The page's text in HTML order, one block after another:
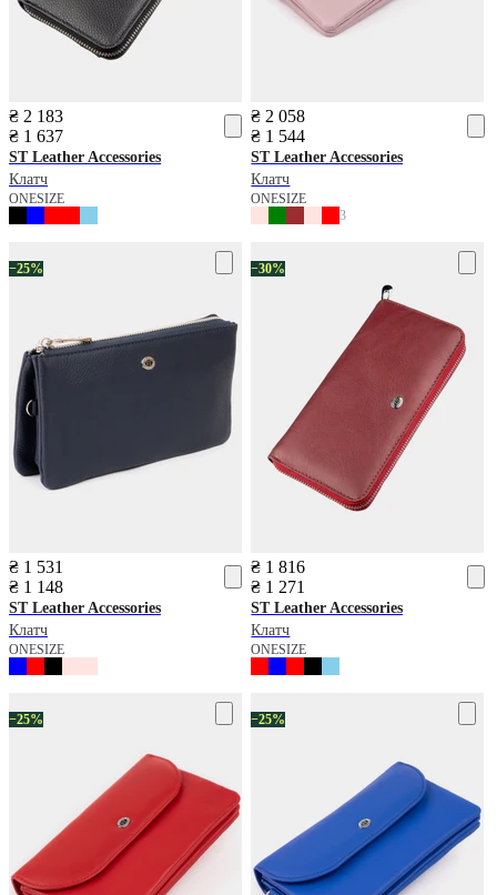
₴ 2 183
₴ 1 637
ST Leather Accessories
Клатч
ONESIZE
₴ 2 058
₴ 1 544
ST Leather Accessories
Клатч
ONESIZE
3
−25%
₴ 1 531
₴ 1 148
ST Leather Accessories
Клатч
ONESIZE
−30%
₴ 1 816
₴ 1 271
ST Leather Accessories
Клатч
ONESIZE
−25% −25%